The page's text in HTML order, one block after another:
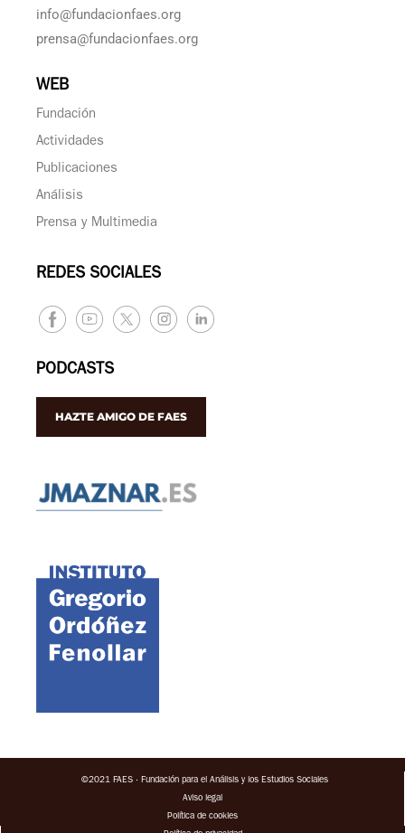
info@fundacionfaes.org
prensa@fundacionfaes.org
WEB
Fundación
Actividades
Publicaciones
Análisis
Prensa y Multimedia
REDES SOCIALES
PODCASTS
HAZTE AMIGO DE FAES
©2021 FAES · Fundación para el Análisis y los Estudios Sociales
Aviso legal
Política de cookies